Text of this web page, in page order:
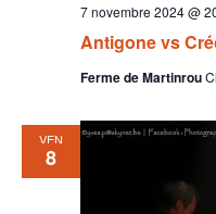
Antigone vs
7 novembre 2024 @
Ferme de Martinrou
VEN
8